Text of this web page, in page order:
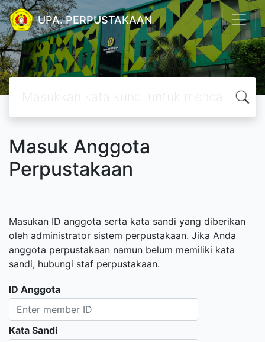
UPA. PERPUSTAKAAN
Masuk Anggota
Perpustakaan
Masukan ID anggota serta kata sandi yang diberikan
oleh administrator sistem perpustakaan. Jika Anda
anggota perpustakaan namun belum memiliki kata
sandi, hubungi staf perpustakaan.
ID Anggota
Kata Sandi